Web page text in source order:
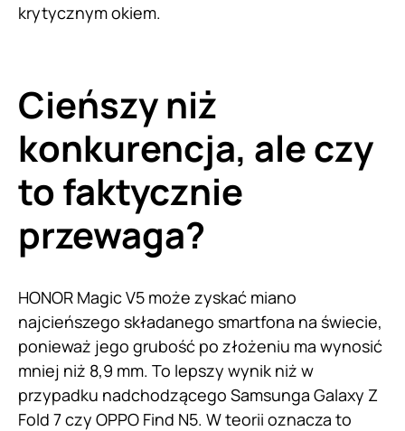
krytycznym okiem.
Cieńszy niż
konkurencja, ale czy
to faktycznie
przewaga?
HONOR Magic V5 może zyskać miano
najcieńszego składanego smartfona na świecie,
ponieważ jego grubość po złożeniu ma wynosić
mniej niż 8,9 mm. To lepszy wynik niż w
przypadku nadchodzącego Samsunga Galaxy Z
Fold 7 czy OPPO Find N5. W teorii oznacza to